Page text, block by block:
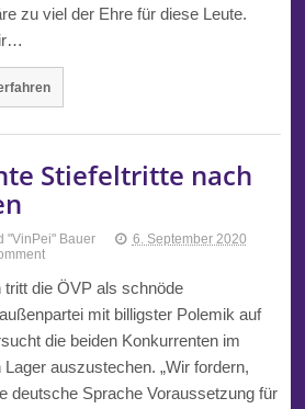
zu viel der Ehre für diese Leute.
Stiefeltritte nach
"VinPei" Bauer
6. September 2020
tritt die ÖVP als schnöde
mit billigster Polemik auf
die beiden Konkurrenten im
Lager auszustechen. „Wir fordern,
deutsche Sprache Voraussetzung für